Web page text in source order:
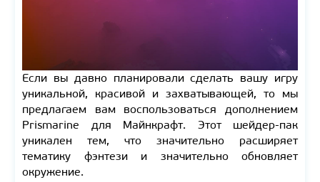
Если вы давно планировали сделать вашу игру
уникальной, красивой и захватывающей, то мы
предлагаем вам воспользоваться дополнением
Prismarine для Майнкрафт. Этот шейдер-пак
уникален тем, что значительно расширяет
тематику фэнтези и значительно обновляет
окружение.